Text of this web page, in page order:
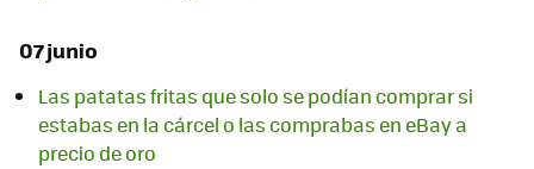
07 junio
Las patatas fritas que solo se podían comprar si
estabas en la cárcel o las comprabas en eBay a
precio de oro